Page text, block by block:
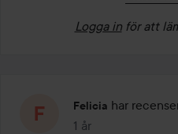
Logga in för att
Felicia har
1 år
Inlägget skapades 1